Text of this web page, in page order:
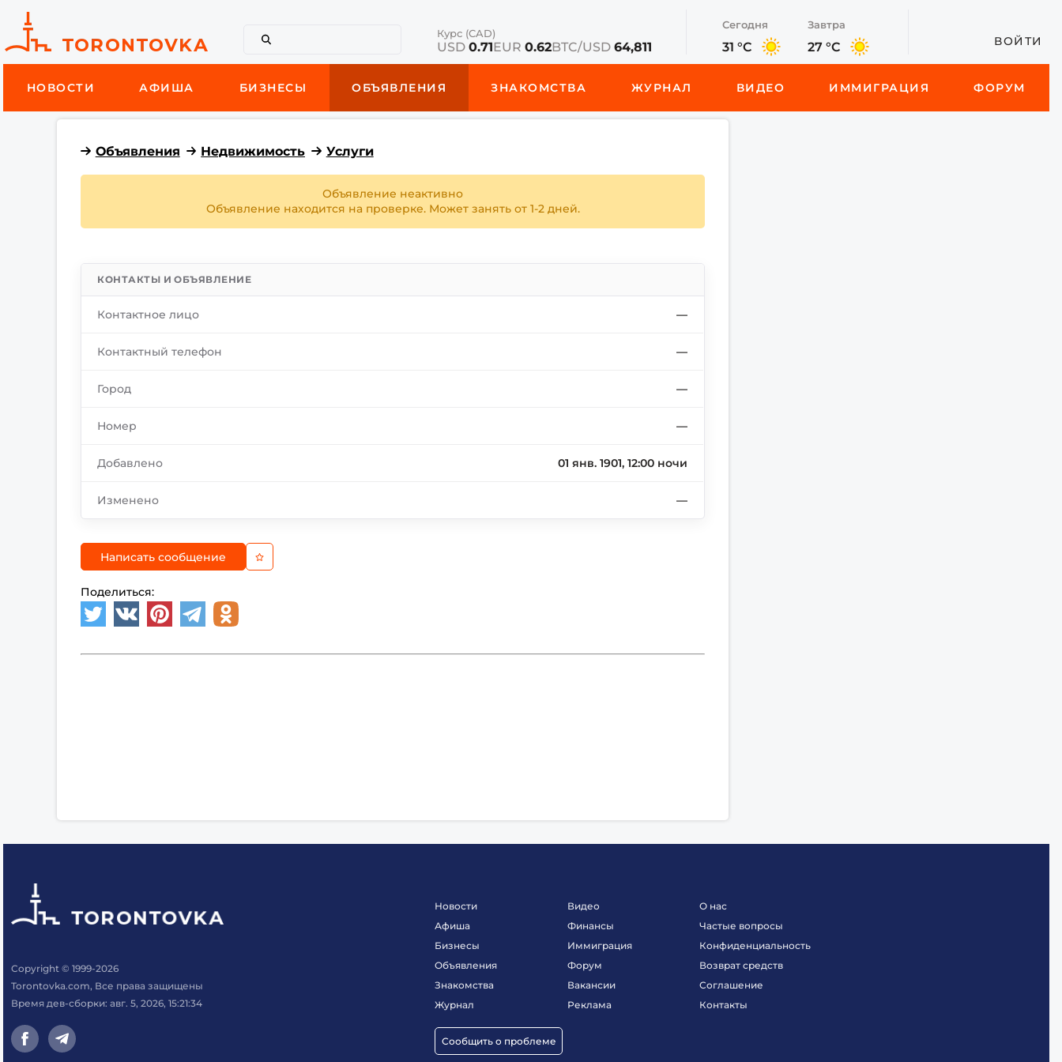
Курс (CAD)
USD 0.71EUR 0.62BTC/USD 64,811
Сегодня
31 °C
Завтра
27 °C ВОЙТИ
НОВОСТИ АФИША БИЗНЕСЫ ОБЪЯВЛЕНИЯ ЗНАКОМСТВА ЖУРНАЛ ВИДЕО ИММИГРАЦИЯ ФОРУМ
Объявления Недвижимость Услуги
Объявление неактивно
Объявление находится на проверке. Может занять от 1-2 дней.
КОНТАКТЫ И ОБЪЯВЛЕНИЕ
Контактное лицо —
Контактный телефон —
Город —
Номер —
Добавлено 01 янв. 1901, 12:00 ночи
Изменено —
Написать сообщение
Поделиться:
Copyright © 1999-2026
Torontovka.com, Все права защищены
Время дев-сборки: авг. 5, 2026, 15:21:34
Новости
Афиша
Бизнесы
Объявления
Знакомства
Журнал
Сообщить о проблеме
Видео
Финансы
Иммиграция
Форум
Вакансии
Реклама
О нас
Частые вопросы
Конфиденциальность
Возврат средств
Соглашение
Контакты